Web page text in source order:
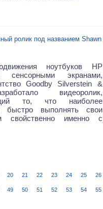
ролик под названием Shawn
ноутбуков HP
сенсорными экранами,
Goodby Silverstein &
видеоролик,
то, что наиболее
быстро выполнять свои
свойственно именно с
20 21 22 23 24 25 26
49 50 51 52 53 54 55